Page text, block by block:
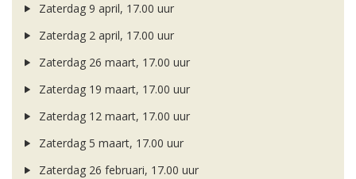
Zaterdag 9 april, 17.00 uur
Zaterdag 2 april, 17.00 uur
Zaterdag 26 maart, 17.00 uur
Zaterdag 19 maart, 17.00 uur
Zaterdag 12 maart, 17.00 uur
Zaterdag 5 maart, 17.00 uur
Zaterdag 26 februari, 17.00 uur